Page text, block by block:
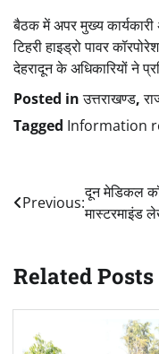
बैठक में अपर मुख्य
टिहरी हाइड्रो पावर
देहरादून के अधिकारियों ने
Posted inउत्तराखण्ड,
Tagged Information
Post
navigation
Previous:
दून मेडिकल
मास्टरमाइंड
Related Posts